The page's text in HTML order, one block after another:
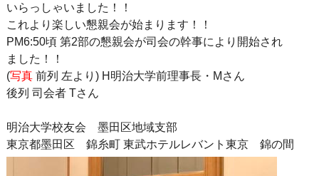
いらっしゃいました！！
これより楽しい懇親会が始まります！！
PM6:50頃 第2部の懇親会が司会の幹事により開始され
ました！！
(写真 前列 左より) H明治大学前理事長・Mさん
後列 司会者 Tさん
明治大学校友会 墨田区地域支部
東京都墨田区 錦糸町 東武ホテルレバント東京 錦の間